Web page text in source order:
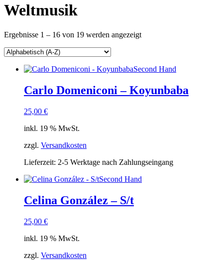
Weltmusik
Ergebnisse 1 – 16 von 19 werden angezeigt
Second Hand
Carlo Domeniconi – Koyunbaba
25,00 €
inkl. 19 % MwSt.
zzgl. Versandkosten
Lieferzeit: 2-5 Werktage nach Zahlungseingang
Second Hand
Celina González – S/t
25,00 €
inkl. 19 % MwSt.
zzgl. Versandkosten